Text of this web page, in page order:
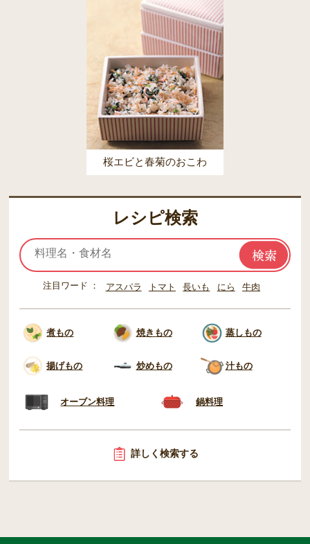
桜エビと春菊のおこわ
レシピ検索
注目ワード アスパラ トマト 長いも にら 牛肉
煮もの 焼きもの 蒸しもの
揚げもの 炒めもの 汁もの
オーブン料理 鍋料理
詳しく検索する